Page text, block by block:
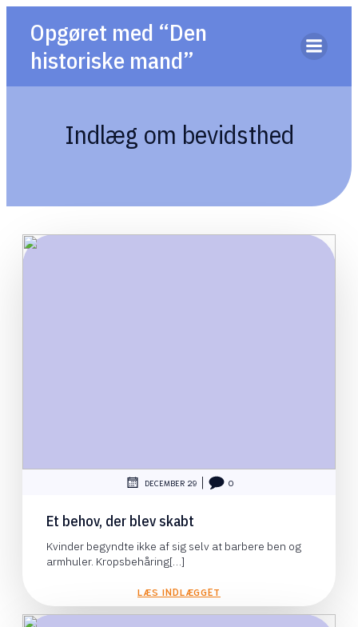
Opgøret med “Den
historiske mand”
Indlæg om bevidsthed
DECEMBER 29 0
Et behov, der blev skabt
Kvinder begyndte ikke af sig selv at barbere ben og
armhuler. Kropsbehåring[…]
LÆS INDLÆGGET